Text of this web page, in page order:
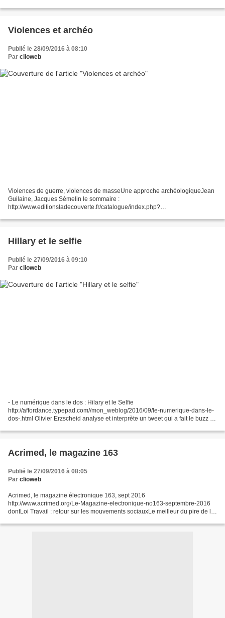
Information Overload...
Violences et archéo
Publié le 28/09/2016 à 08:10
Par clioweb
Violences de guerre, violences de masseUne approche archéologiqueJean
Guilaine, Jacques Sémelin le sommaire :
http://www.editionsladecouverte.fr/catalogue/index.php?
principes de reconnaissance...
Hillary et le selfie
Publié le 27/09/2016 à 09:10
Par clioweb
- Le numérique dans le dos : Hilary et le Selfie
http://affordance.typepad.com//mon_weblog/2016/09/le-numerique-dans-le-
dos-.html Olivier Erzscheid analyse et interprète un tweet qui a fait le buzz le
Acrimed, le magazine 163
Publié le 27/09/2016 à 08:05
Par clioweb
Acrimed, le magazine électronique 163, sept 2016
http://www.acrimed.org/Le-Magazine-electronique-no163-septembre-2016
dontLoi Travail : retour sur les mouvements sociauxLe meilleur du pire de la